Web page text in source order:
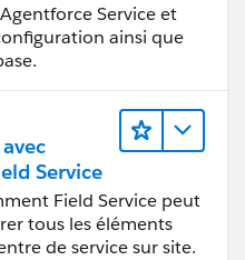
Service et
ainsi que
Service
Field Service peut
tous les éléments
de service sur site.